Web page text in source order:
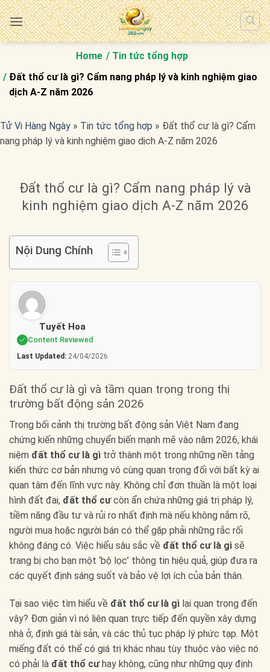
Bỏ
qua
nội
Home
Tin tức tổng hợp
Đất thổ cư là gì? Cẩm nang pháp lý và kinh nghiệm giao
dịch A-Z năm 2026
Tử Vi Hàng Ngày » Tin tức tổng hợp » Đất thổ cư là gì? Cẩm
nang pháp lý và kinh nghiệm giao dịch A-Z năm 2026
Đất thổ cư là gì? Cẩm nang pháp lý và
kinh nghiệm giao dịch A-Z năm 2026
Nội Dung Chính
Tuyết Hoa
Content Reviewed
Last Updated: 24/04/2026
Đất thổ cư là gì và tầm quan trọng trong thị
trường bất động sản 2026
Trong bối cảnh thị trường bất động sản Việt Nam đang
chứng kiến những chuyển biến mạnh mẽ vào năm 2026, khái
niệm đất thổ cư là gì trở thành một trong những nền tảng
kiến thức cơ bản nhưng vô cùng quan trọng đối với bất kỳ ai
quan tâm đến lĩnh vực này. Không chỉ đơn thuần là một loại
hình đất đai, đất thổ cưcòn ẩn chứa những giá trị pháp lý,
tiềm năng đầu tư và rủi ro nhất định mà nếu không nắm rõ,
người mua hoặc người bán có thể gặp phải những rắc rối
không đáng có. Việc hiểu sâu sắc về đất thổ cư là gì sẽ
trang bị cho bạn một ‘bộ lọc’ thông tin hiệu quả, giúp đưa ra
các quyết định sáng suốt và bảo vệ lợi ích của bản thân.
Tại sao việc tìm hiểu về đất thổ cư là gì lại quan trọng đến
vậy? Đơn giản vì nó liên quan trực tiếp đến quyền xây dựng
nhà ở, định giá tài sản, và các thủ tục pháp lý phức tạp. Một
miếng đất có thể có giá trị khác nhau tùy thuộc vào việc nó
có phải là đất thổ cưhay không, cũng như những quy định